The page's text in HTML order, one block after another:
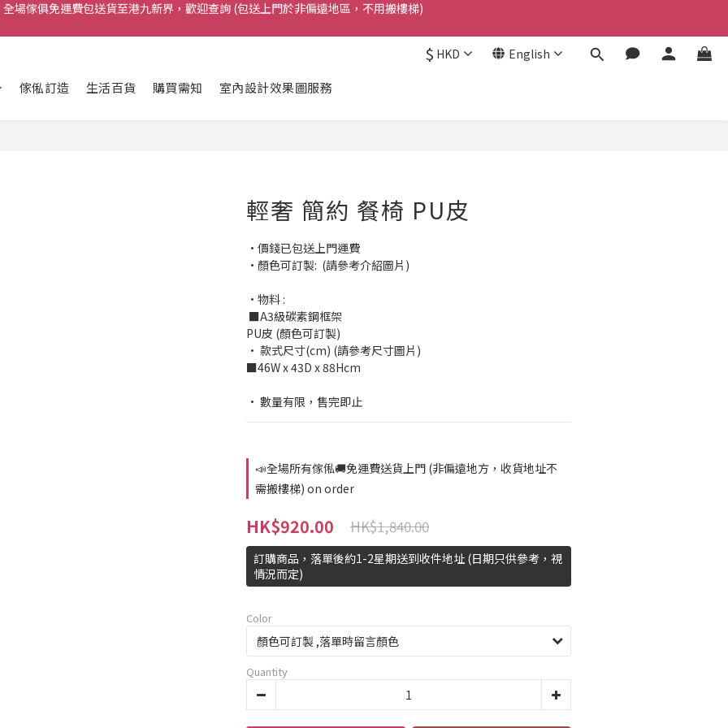
場傢俱免運費包送貨至港九新界，歡迎查詢 (包送上門於非偏遠地區，不用搬樓梯)
$ HKD English
傢俬訂造 生活百貨 購買需知 室內設計效果圖服務
輕奢 簡約 餐椅 PU皮
•價錢已包送上門運費
•顏色可訂製:  (請參考介紹圖片)
•物料 :
■A3級碳素鋼框架
PU皮 (顏色可訂製)
• 款式尺寸(cm) (請參考尺寸圖片)
■46W x 43D x 88Hcm
• 數量有限，售完即止
📣全場所有傢俬🚚免運費送貨上門 (非偏遠地方，收貨地址不
需搬樓梯) on order
HK$920.00 HK$1,840.00
訂購商品，落單後約1-2星期送到收件地址 (日期只供參考，視
情況而定)
Color
Quantity